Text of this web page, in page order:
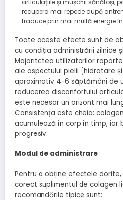
articulațiile și mușchii sănătoși,
recupera mai repede după
traduce prin mai multă energie
Toate aceste efecte sunt de
cu condiția administrării zilnice
Majoritatea utilizatorilor
ale aspectului pielii (hidratare
aproximativ 4-6 săptămâni de
reducerea disconfortului
este necesar un orizont mai
Consistența este cheia:
acumulează în corp în timp, iar
progresiv.
Modul de administrare
Pentru a obține efectele
corect suplimentul de colagen
recomandările tipice sunt: